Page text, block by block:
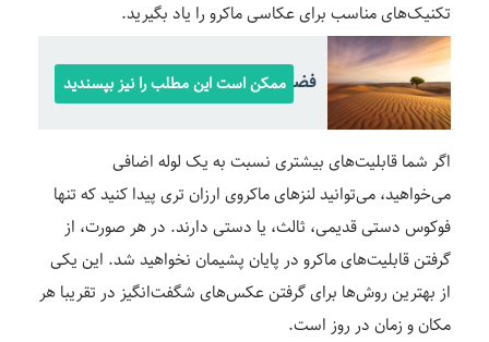
تکنیک‌های مناسب برای عکاسی ماکرو را یاد بگیرید.
فضای مثبت و منفی در عکاسی
ممکن است این مطلب را نیز بپسندید
اگر شما قابلیت‌های بیشتری نسبت به یک لوله اضافی
می‌خواهید، می‌توانید لنزهای ماکروی ارزان تری پیدا کنید که تنها
فوکوس دستی قدیمی، ثالث، یا دستی دارند. در هر صورت، از
گرفتن قابلیت‌های ماکرو در پایان پشیمان نخواهید شد. این یکی
از بهترین روش‌ها برای گرفتن عکس‌های شگفت‌انگیز در تقریبا هر
مکان و زمان در روز است.